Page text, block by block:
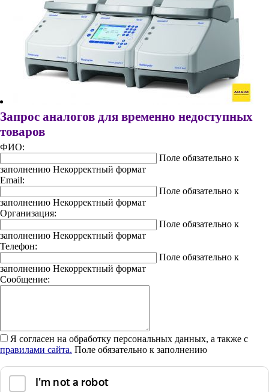
Запрос аналогов для временно недоступных
товаров
ФИО:
Поле обязательно к
заполнению Некорректный формат
Email:
Поле обязательно к
заполнению Некорректный формат
Организация:
Поле обязательно к
заполнению Некорректный формат
Телефон:
Поле обязательно к
заполнению Некорректный формат
Сообщение:
Я согласен на обработку персональных данных, а также с
правилами сайта. Поле обязательно к заполнению